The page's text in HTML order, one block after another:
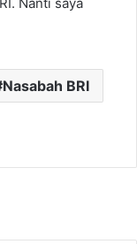
Nasabah BRI